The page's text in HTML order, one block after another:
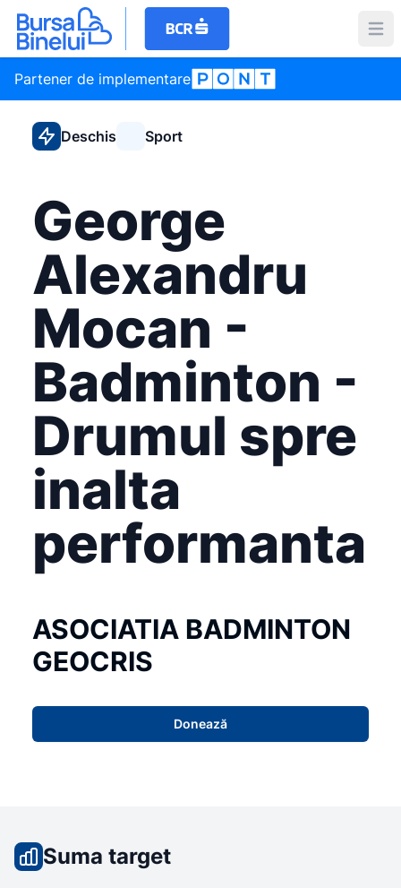
Partener de implementare
Deschis Sport
George
Alexandru
Mocan -
Badminton -
Drumul spre
inalta
performanta
ASOCIATIA BADMINTON
GEOCRIS
Donează
Suma target